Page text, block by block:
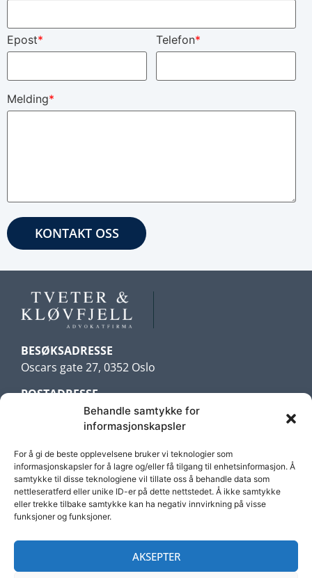
Behandle samtykke for
informasjonskapsler
For å gi de beste opplevelsene bruker vi teknologier som
informasjonskapsler for å lagre og/eller få tilgang til enhetsinformasjon. Å
samtykke til disse teknologiene vil tillate oss å behandle data som
nettleseratferd eller unike ID-er på dette nettstedet. Å ikke samtykke
eller trekke tilbake samtykke kan ha negativ innvirkning på visse
funksjoner og funksjoner.
AKSEPTER
Epost* Telefon*
Melding*
BESØKSADRESSE
Oscars gate 27, 0352 Oslo
POSTADRESSE
Postboks 216 Bogstadveien
TELEFON
22 17 74 00
E-POST
VAKTTELEFON